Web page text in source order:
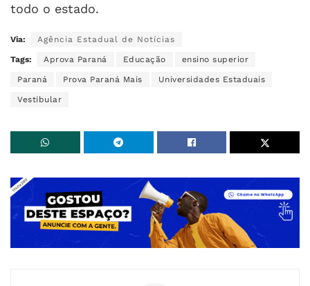
todo o estado.
Via: Agência Estadual de Notícias
Tags: Aprova Paraná Educação ensino superior
Paraná Prova Paraná Mais Universidades Estaduais
Vestibular